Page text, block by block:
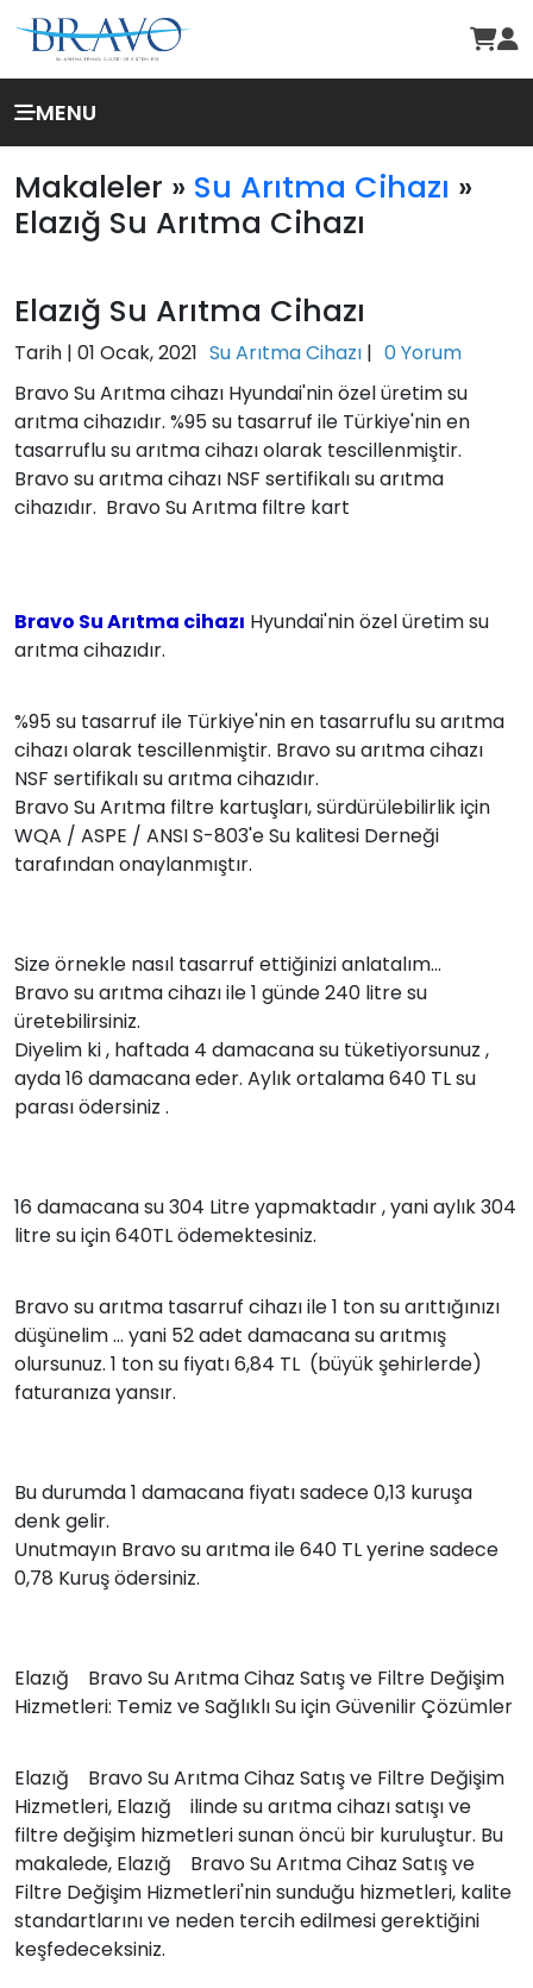
MENU
Makaleler » Su Arıtma Cihazı »
Elazığ Su Arıtma Cihazı
Elazığ Su Arıtma Cihazı
Tarih | 01 Ocak, 2021 Su Arıtma Cihazı | 0 Yorum
Bravo Su Arıtma cihazı Hyundai'nin özel üretim su
arıtma cihazıdır. %95 su tasarruf ile Türkiye'nin en
tasarruflu su arıtma cihazı olarak tescillenmiştir.
Bravo su arıtma cihazı NSF sertifikalı su arıtma
cihazıdır. Bravo Su Arıtma filtre kart
Bravo Su Arıtma cihazı Hyundai'nin özel üretim su
arıtma cihazıdır.
%95 su tasarruf ile Türkiye'nin en tasarruflu su arıtma
cihazı olarak tescillenmiştir. Bravo su arıtma cihazı
NSF sertifikalı su arıtma cihazıdır.
Bravo Su Arıtma filtre kartuşları, sürdürülebilirlik için
WQA / ASPE / ANSI S-803'e Su kalitesi Derneği
tarafından onaylanmıştır.
Size örnekle nasıl tasarruf ettiğinizi anlatalım...
Bravo su arıtma cihazı ile 1 günde 240 litre su
üretebilirsiniz.
Diyelim ki , haftada 4 damacana su tüketiyorsunuz ,
ayda 16 damacana eder. Aylık ortalama 640 TL su
parası ödersiniz .
16 damacana su 304 Litre yapmaktadır , yani aylık 304
litre su için 640TL ödemektesiniz.
Bravo su arıtma tasarruf cihazı ile 1 ton su arıttığınızı
düşünelim ... yani 52 adet damacana su arıtmış
olursunuz. 1 ton su fiyatı 6,84 TL (büyük şehirlerde)
faturanıza yansır.
Bu durumda 1 damacana fiyatı sadece 0,13 kuruşa
denk gelir.
Unutmayın Bravo su arıtma ile 640 TL yerine sadece
0,78 Kuruş ödersiniz.
Elazığ Bravo Su Arıtma Cihaz Satış ve Filtre Değişim
Hizmetleri: Temiz ve Sağlıklı Su için Güvenilir Çözümler
Elazığ Bravo Su Arıtma Cihaz Satış ve Filtre Değişim
Hizmetleri, Elazığ ilinde su arıtma cihazı satışı ve
filtre değişim hizmetleri sunan öncü bir kuruluştur. Bu
makalede, Elazığ Bravo Su Arıtma Cihaz Satış ve
Filtre Değişim Hizmetleri'nin sunduğu hizmetleri, kalite
standartlarını ve neden tercih edilmesi gerektiğini
keşfedeceksiniz.